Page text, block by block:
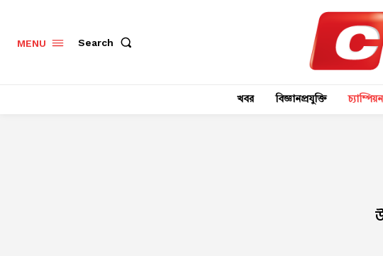
MENU Search
খবর বিজ্ঞানপ্রযুক্তি চ্যাম্পিয়ন